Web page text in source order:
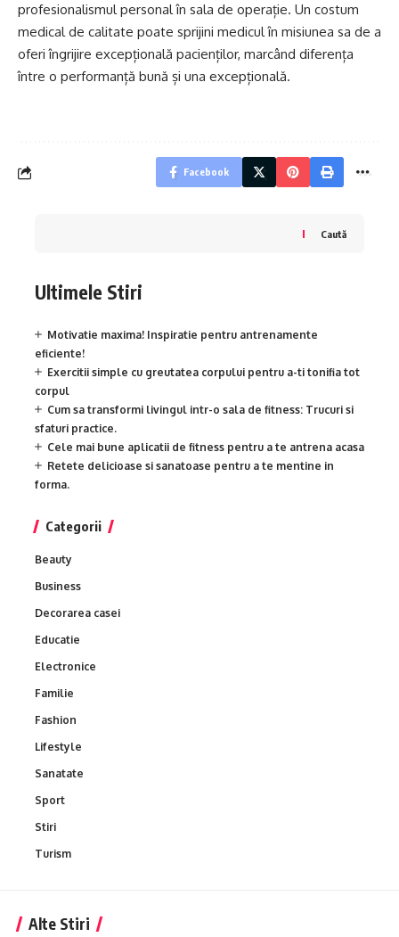
profesionalismul personal în sala de operație. Un costum
medical de calitate poate sprijini medicul în misiunea sa de a
oferi îngrijire excepțională pacienților, marcând diferența
între o performanță bună și una excepțională.
Facebook
Caută
Ultimele Stiri
Motivatie maxima! Inspiratie pentru antrenamente
eficiente!
Exercitii simple cu greutatea corpului pentru a-ti tonifia tot
corpul
Cum sa transformi livingul intr-o sala de fitness: Trucuri si
sfaturi practice.
Cele mai bune aplicatii de fitness pentru a te antrena acasa
Retete delicioase si sanatoase pentru a te mentine in
forma.
Categorii
Beauty
Business
Decorarea casei
Educatie
Electronice
Familie
Fashion
Lifestyle
Sanatate
Sport
Stiri
Turism
Alte Stiri